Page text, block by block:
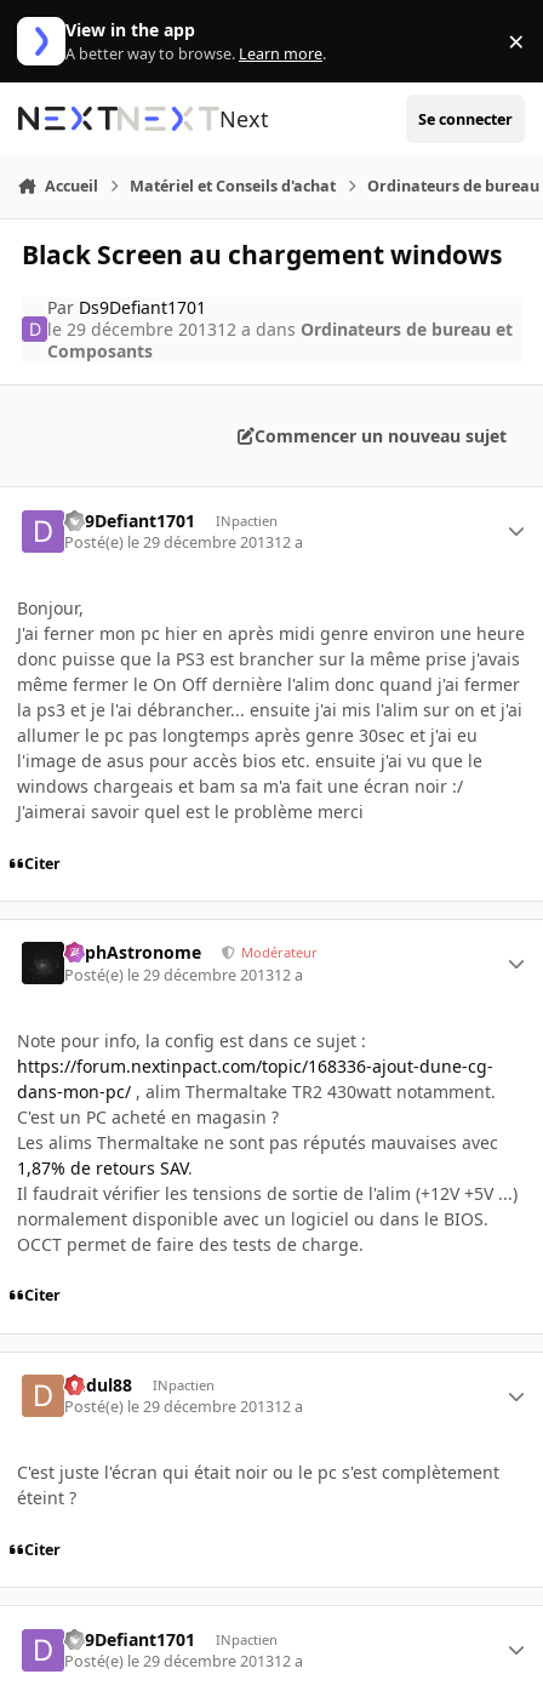
Aller au contenu
View in the app
A better way to browse. Learn more. ×
Next Se connecter
Accueil Matériel et Conseils d'achat Ordinateurs de bureau
Black Screen au chargement windows
Par Ds9Defiant1701
le 29 décembre 201312 a dans Ordinateurs de bureau et
Composants
Commencer un nouveau sujet
Ds9Defiant1701 INpactien
Posté(e) le 29 décembre 201312 a
Bonjour,
J'ai ferner mon pc hier en après midi genre environ une heure
donc puisse que la PS3 est brancher sur la même prise j'avais
même fermer le On Off dernière l'alim donc quand j'ai fermer
la ps3 et je l'ai débrancher... ensuite j'ai mis l'alim sur on et j'ai
allumer le pc pas longtemps après genre 30sec et j'ai eu
l'image de asus pour accès bios etc. ensuite j'ai vu que le
windows chargeais et bam sa m'a fait une écran noir :/
J'aimerai savoir quel est le problème merci
Citer
RaphAstronome Modérateur
Posté(e) le 29 décembre 201312 a
Note pour info, la config est dans ce sujet :
https://forum.nextinpact.com/topic/168336-ajout-dune-cg-
dans-mon-pc/ , alim Thermaltake TR2 430watt notamment.
C'est un PC acheté en magasin ?
Les alims Thermaltake ne sont pas réputés mauvaises avec
1,87% de retours SAV.
Il faudrait vérifier les tensions de sortie de l'alim (+12V +5V ...)
normalement disponible avec un logiciel ou dans le BIOS.
OCCT permet de faire des tests de charge.
Citer
dudul88 INpactien
Posté(e) le 29 décembre 201312 a
C'est juste l'écran qui était noir ou le pc s'est complètement
éteint ?
Citer
Ds9Defiant1701 INpactien
Posté(e) le 29 décembre 201312 a